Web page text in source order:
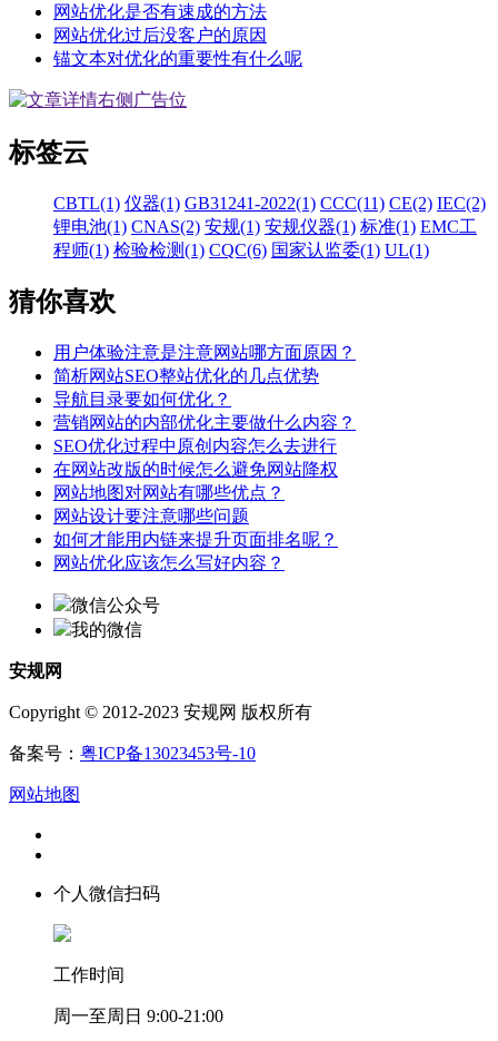
网站优化是否有速成的方法
网站优化过后没客户的原因
锚文本对优化的重要性有什么呢
标签云
CBTL(1) 仪器(1) GB31241-2022(1) CCC(11) CE(2) IEC(2)
锂电池(1) CNAS(2) 安规(1) 安规仪器(1) 标准(1) EMC工
程师(1) 检验检测(1) CQC(6) 国家认监委(1) UL(1)
猜你喜欢
用户体验注意是注意网站哪方面原因？
简析网站SEO整站优化的几点优势
导航目录要如何优化？
营销网站的内部优化主要做什么内容？
SEO优化过程中原创内容怎么去进行
在网站改版的时候怎么避免网站降权
网站地图对网站有哪些优点？
网站设计要注意哪些问题
如何才能用内链来提升页面排名呢？
网站优化应该怎么写好内容？
微信公众号
我的微信
安规网
Copyright © 2012-2023 安规网 版权所有
备案号： 粤ICP备13023453号-10
网站地图
个人微信扫码
工作时间
周一至周日 9:00-21:00